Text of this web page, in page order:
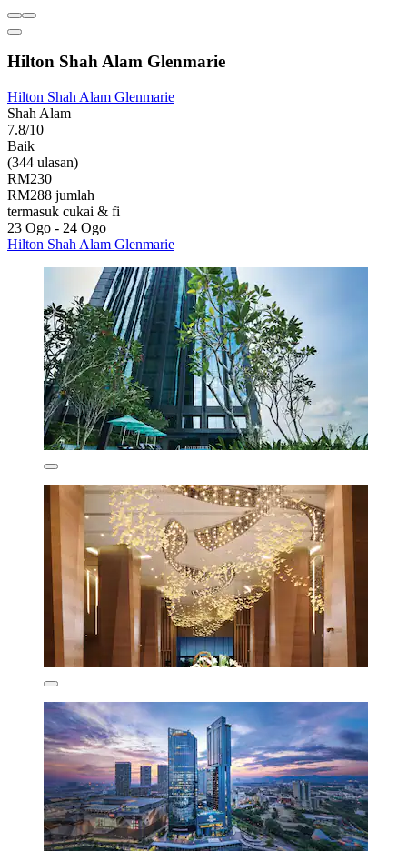
Hilton Shah Alam Glenmarie
Hilton Shah Alam Glenmarie
Shah Alam
7.8/10
Baik
(344 ulasan)
RM230
RM288 jumlah
termasuk cukai & fi
23 Ogo - 24 Ogo
Hilton Shah Alam Glenmarie